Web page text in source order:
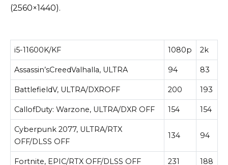
(2560×1440).
i5-11600K/KF 1080р 2k
Assassin’sCreedValhalla, ULTRA 94 83
BattlefieldV, ULTRA/DXROFF 200 193
CallofDuty: Warzone, ULTRA/DXR OFF 154 154
Cyberpunk 2077, ULTRA/RTX
OFF/DLSS OFF
134 94
Fortnite, EPIC/RTX OFF/DLSS OFF 231 188